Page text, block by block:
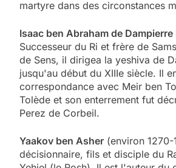
martyre dans des circonstances
Isaac ben Abraham de Dampierre
Successeur du Ri et frère de
de Sens, il dirigea la yeshiva de
jusqu'au début du XIIIe siècle. Il
correspondance avec Meir ben
Tolède et son enterrement fut
Perez de Corbeil.
Yaakov ben Asher (environ
décisionnaire, fils et disciple du